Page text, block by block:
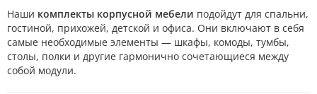
Наши комплекты корпусной мебели подойдут для спальни,
гостиной, прихожей, детской и офиса. Они включают в себя
самые необходимые элементы — шкафы, комоды, тумбы,
столы, полки и другие гармонично сочетающиеся между
собой модули.